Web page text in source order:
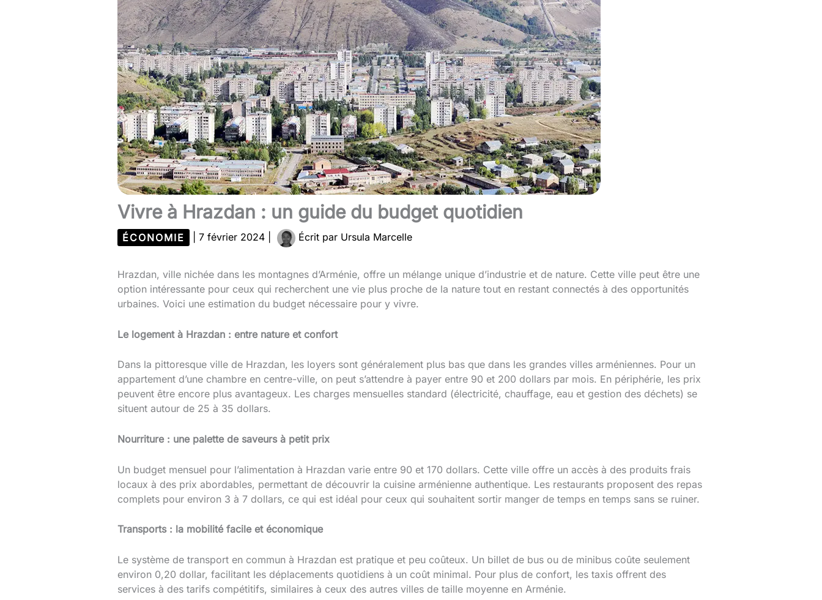
Vivre à Hrazdan : un guide du budget quotidien
ÉCONOMIE 7 février 2024 Écrit par Ursula Marcelle
Hrazdan, ville nichée dans les montagnes d’Arménie, offre un mélange unique d’industrie et de nature. Cette ville peut être une
option intéressante pour ceux qui recherchent une vie plus proche de la nature tout en restant connectés à des opportunités
urbaines. Voici une estimation du budget nécessaire pour y vivre.
Le logement à Hrazdan : entre nature et confort
Dans la pittoresque ville de Hrazdan, les loyers sont généralement plus bas que dans les grandes villes arméniennes. Pour un
appartement d’une chambre en centre-ville, on peut s’attendre à payer entre 90 et 200 dollars par mois. En périphérie, les prix
peuvent être encore plus avantageux. Les charges mensuelles standard (électricité, chauffage, eau et gestion des déchets) se
situent autour de 25 à 35 dollars.
Nourriture : une palette de saveurs à petit prix
Un budget mensuel pour l’alimentation à Hrazdan varie entre 90 et 170 dollars. Cette ville offre un accès à des produits frais
locaux à des prix abordables, permettant de découvrir la cuisine arménienne authentique. Les restaurants proposent des repas
complets pour environ 3 à 7 dollars, ce qui est idéal pour ceux qui souhaitent sortir manger de temps en temps sans se ruiner.
Transports : la mobilité facile et économique
Le système de transport en commun à Hrazdan est pratique et peu coûteux. Un billet de bus ou de minibus coûte seulement
environ 0,20 dollar, facilitant les déplacements quotidiens à un coût minimal. Pour plus de confort, les taxis offrent des
services à des tarifs compétitifs, similaires à ceux des autres villes de taille moyenne en Arménie.